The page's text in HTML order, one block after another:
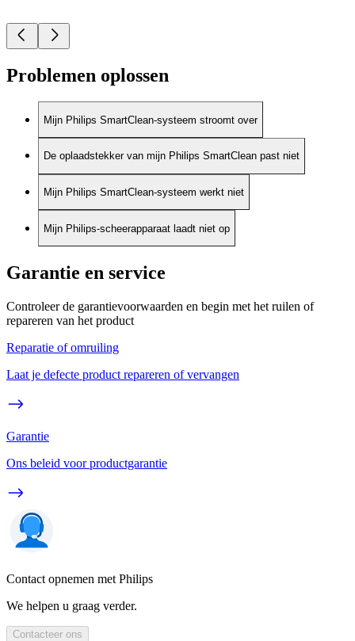
Problemen oplossen
Mijn Philips SmartClean-systeem stroomt over
De oplaadstekker van mijn Philips SmartClean past niet
Mijn Philips SmartClean-systeem werkt niet
Mijn Philips-scheerapparaat laadt niet op
Garantie en service
Controleer de garantievoorwaarden en begin met het ruilen of
repareren van het product
Reparatie of omruiling
Laat je defecte product repareren of vervangen
Garantie
Ons beleid voor productgarantie
Contact opnemen met Philips
We helpen u graag verder.
Contacteer ons